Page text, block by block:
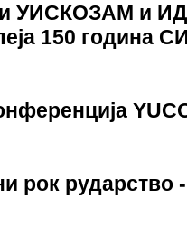
УИСКОЗАМ и
150 година
рок рударство